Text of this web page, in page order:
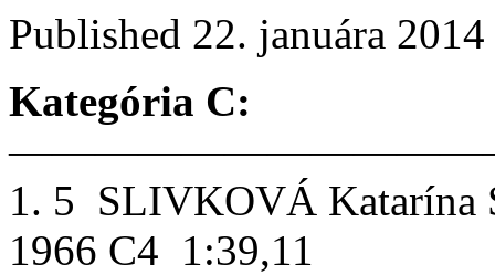
Published 22. januára 2014
Kategória C:
1. 5 SLIVKOVÁ Katarína
1966 C4 1:39,11